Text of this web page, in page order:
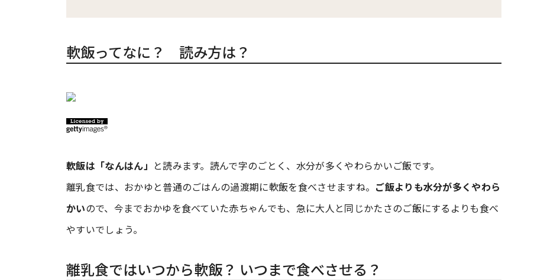
軟飯ってなに？ 読み方は？
軟飯は「なんはん」 と読みます。読んで字のごとく、水分が多くやわらかいご飯です。
離乳食では、おかゆと普通のごはんの過渡期に軟飯を食べさせますね。 ご飯よりも水分が多くやわら
かいので、今までおかゆを食べていた赤ちゃんでも、急に大人と同じかたさのご飯にするよりも食べ
やすいでしょう。
離乳食ではいつから軟飯？ いつまで食べさせる？